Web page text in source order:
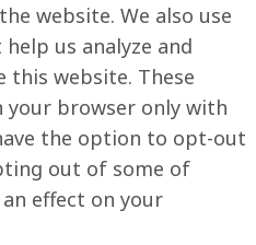
website. We also use
us analyze and
this website. These
your browser only with
the option to opt-out
out of some of
effect on your